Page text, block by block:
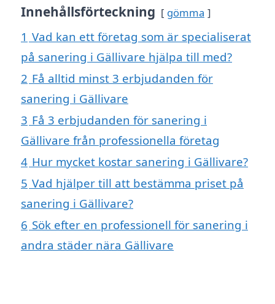
Innehållsförteckning gömma
1 Vad kan ett företag som är specialiserat
på sanering i Gällivare hjälpa till med?
2 Få alltid minst 3 erbjudanden för
sanering i Gällivare
3 Få 3 erbjudanden för sanering i
Gällivare från professionella företag
4 Hur mycket kostar sanering i Gällivare?
5 Vad hjälper till att bestämma priset på
sanering i Gällivare?
6 Sök efter en professionell för sanering i
andra städer nära Gällivare